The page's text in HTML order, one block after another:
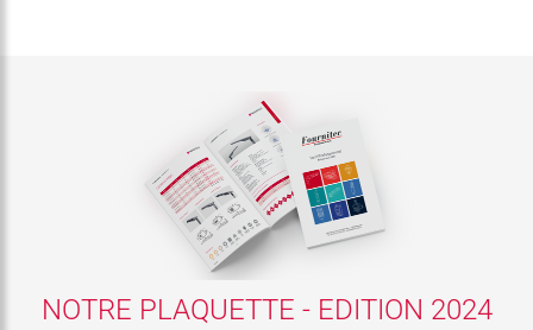
NOTRE PLAQUETTE - EDITION 2024